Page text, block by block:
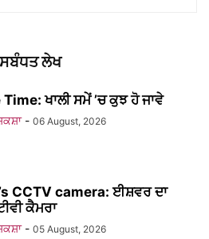
ਸਬੰਧਤ ਲੇਖ
Time: ਖਾਲੀ ਸਮੇਂ ’ਚ ਕੁਝ ਹੋ ਜਾਵੇ
- 06 August, 2026
CCTV camera: ਈਸ਼ਵਰ ਦਾ
ਕੈਮਰਾ
- 05 August, 2026